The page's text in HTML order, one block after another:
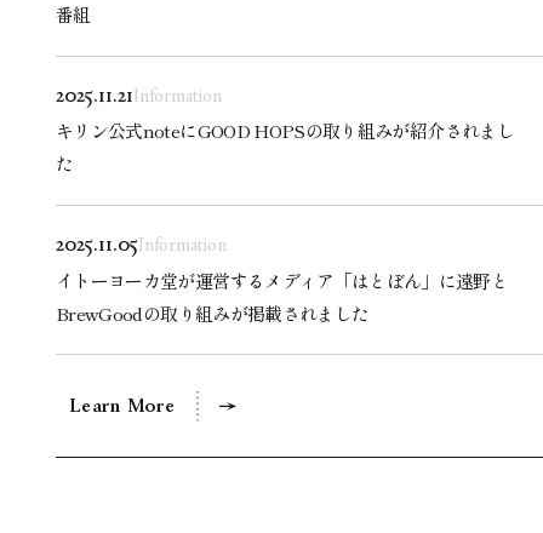
番組
2025.11.21Information
キリン公式noteにGOOD HOPSの取り組みが紹介されまし
た
2025.11.05Information
イトーヨーカ堂が運営するメディア「はとぼん」に遠野と
BrewGoodの取り組みが掲載されました
Learn More